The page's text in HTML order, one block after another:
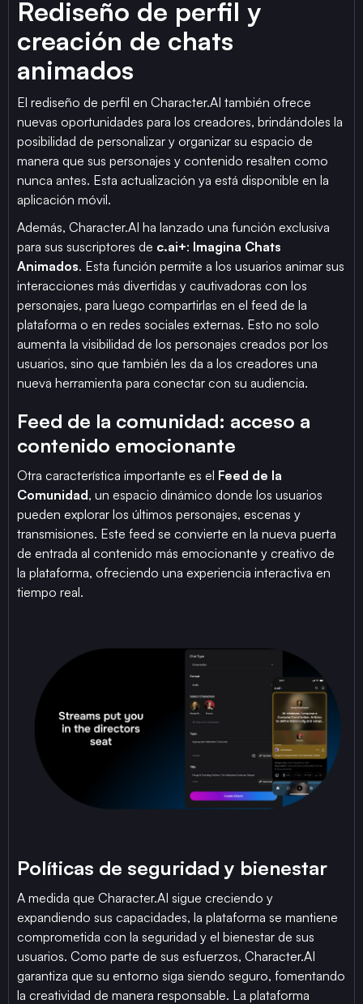
Rediseño de perfil y
creación de chats
animados
El rediseño de perfil en Character.AI también ofrece
nuevas oportunidades para los creadores, brindándoles la
posibilidad de personalizar y organizar su espacio de
manera que sus personajes y contenido resalten como
nunca antes. Esta actualización ya está disponible en la
aplicación móvil.
Además, Character.AI ha lanzado una función exclusiva
para sus suscriptores de c.ai+: Imagina Chats
Animados. Esta función permite a los usuarios animar sus
interacciones más divertidas y cautivadoras con los
personajes, para luego compartirlas en el feed de la
plataforma o en redes sociales externas. Esto no solo
aumenta la visibilidad de los personajes creados por los
usuarios, sino que también les da a los creadores una
nueva herramienta para conectar con su audiencia.
Feed de la comunidad: acceso a
contenido emocionante
Otra característica importante es el Feed de la
Comunidad, un espacio dinámico donde los usuarios
pueden explorar los últimos personajes, escenas y
transmisiones. Este feed se convierte en la nueva puerta
de entrada al contenido más emocionante y creativo de
la plataforma, ofreciendo una experiencia interactiva en
tiempo real.
Políticas de seguridad y bienestar
A medida que Character.AI sigue creciendo y
expandiendo sus capacidades, la plataforma se mantiene
comprometida con la seguridad y el bienestar de sus
usuarios. Como parte de sus esfuerzos, Character.AI
garantiza que su entorno siga siendo seguro, fomentando
la creatividad de manera responsable. La plataforma